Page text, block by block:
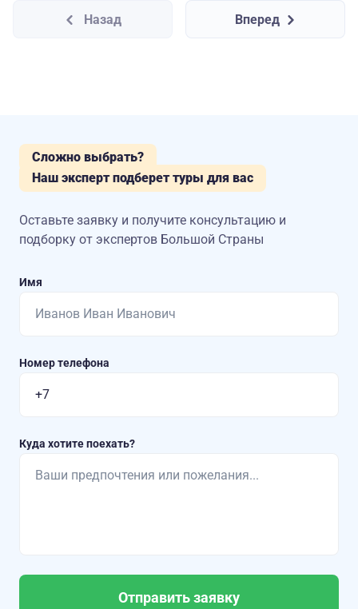
Назад Вперед
Сложно выбрать?
Наш эксперт подберет туры для вас
Оставьте заявку и получите консультацию и
подборку от экспертов Большой Страны
Имя
Номер телефона
Куда хотите поехать?
Отправить заявку